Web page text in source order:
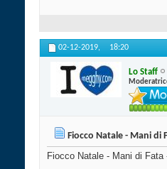
02-12-2019, 18:20
Lo Staff
Fiocco Natale - Mani di
Fiocco Natale - Mani di Fata